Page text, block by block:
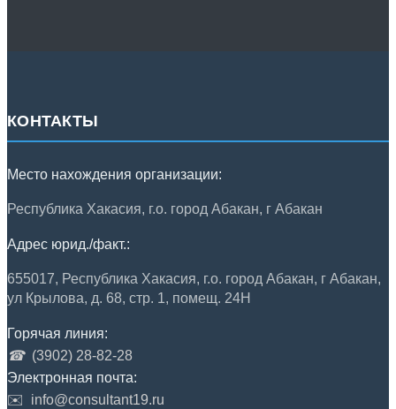
КОНТАКТЫ
Место нахождения организации:
Республика Хакасия, г.о. город Абакан, г Абакан
Адрес юрид./факт.:
655017, Республика Хакасия, г.о. город Абакан, г Абакан,
ул Крылова, д. 68, стр. 1, помещ. 24Н
Горячая линия:
☎ (3902) 28-82-28
Электронная почта:
✉️
info@consultant19.ru